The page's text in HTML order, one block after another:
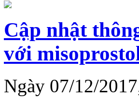
Cập nhật
với
Ngày 07/12/